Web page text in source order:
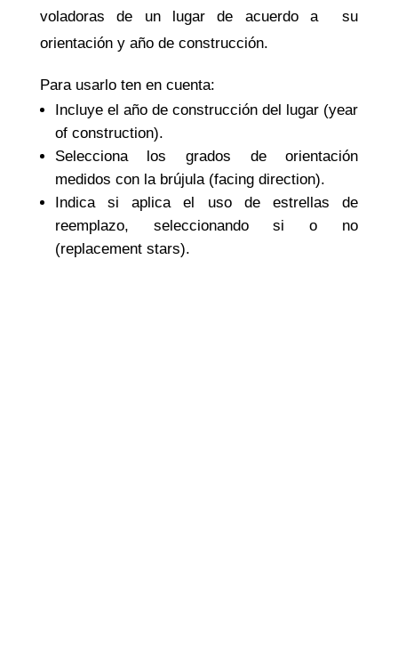
voladoras de un lugar de acuerdo a su
orientación y año de construcción.
Para usarlo ten en cuenta:
Incluye el año de construcción del lugar (year
of construction).
Selecciona los grados de orientación
medidos con la brújula (facing direction).
Indica si aplica el uso de estrellas de
reemplazo, seleccionando si o no
(replacement stars).